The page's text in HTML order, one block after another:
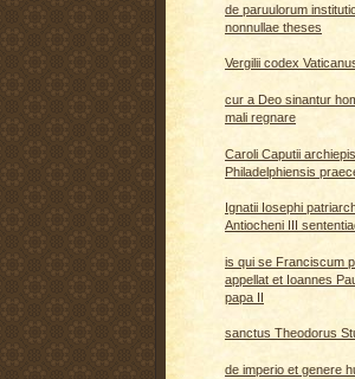
de paruulorum
nonnullae theses
Vergilii codex
cur a Deo sinantur
mali regnare
Caroli Caputii
Philadelphiensis
Ignatii Iosephi
Antiocheni III
is qui se Franciscum
appellat et Ioannes
papa II
sanctus Theodorus
de imperio et genere